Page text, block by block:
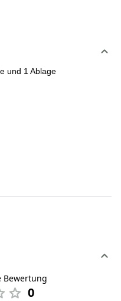
und 1 Ablage
Bewertung
0